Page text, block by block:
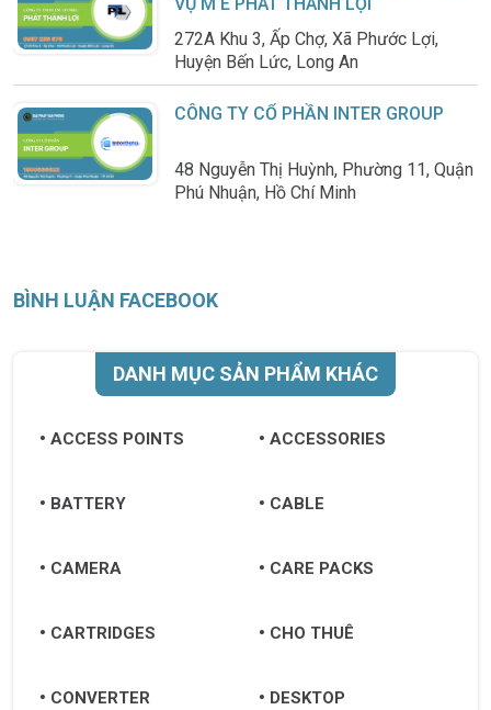
VỤ M E PHÁT THÀNH LỢI
272A Khu 3, Ấp Chợ, Xã Phước Lợi,
Huyện Bến Lức, Long An
CÔNG TY CỔ PHẦN INTER GROUP
48 Nguyễn Thị Huỳnh, Phường 11, Quận
Phú Nhuận, Hồ Chí Minh
BÌNH LUẬN FACEBOOK
DANH MỤC SẢN PHẨM KHÁC
ACCESS POINTS ACCESSORIES
BATTERY CABLE
CAMERA CARE PACKS
CARTRIDGES CHO THUÊ
CONVERTER DESKTOP